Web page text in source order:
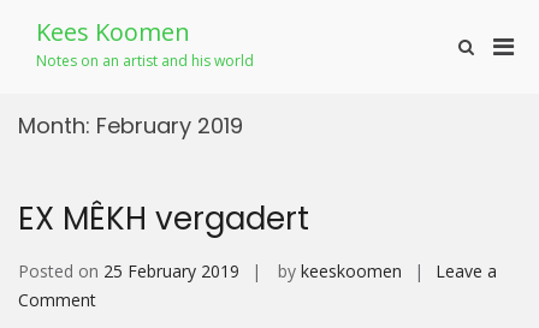
content
Kees Koomen
Notes on an artist and his world
Show
Month: February 2019
EX MÊKH vergadert
Posted on 25 February 2019 by keeskoomen
Leave a
Commenton